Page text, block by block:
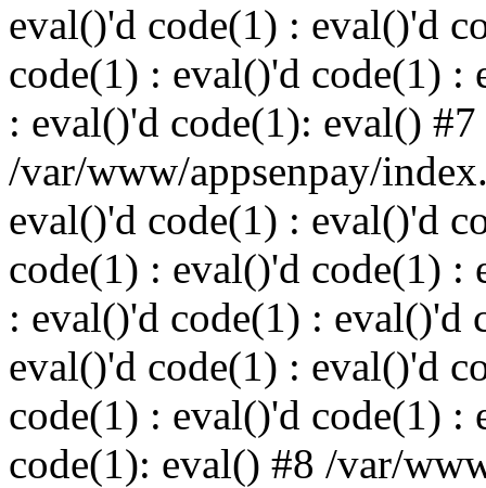
eval()'d code(1) : eval()'d
code(1) : eval()'d code(1) :
: eval()'d code(1): eval() #7
/var/www/appsenpay/
eval()'d code(1) : eval()'d
code(1) : eval()'d code(1) :
: eval()'d code(1) : eval()'d
eval()'d code(1) : eval()'d
code(1) : eval()'d code(1) :
code(1): eval() #8 /var/